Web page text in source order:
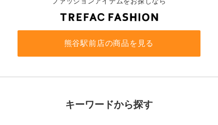
熊谷駅前店の商品を見る
キーワードから探す